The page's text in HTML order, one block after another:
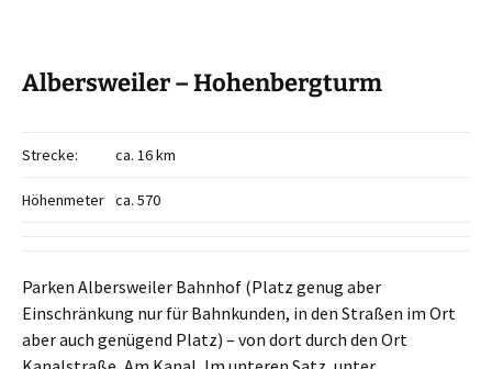
Albersweiler – Hohenbergturm
Strecke: ca. 16 km
Höhenmeter ca. 570
Parken Albersweiler Bahnhof (Platz genug aber
Einschränkung nur für Bahnkunden, in den Straßen im Ort
aber auch genügend Platz) – von dort durch den Ort